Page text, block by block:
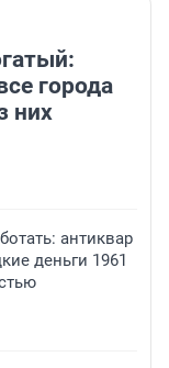
города
них
антиквар
деньги 1961